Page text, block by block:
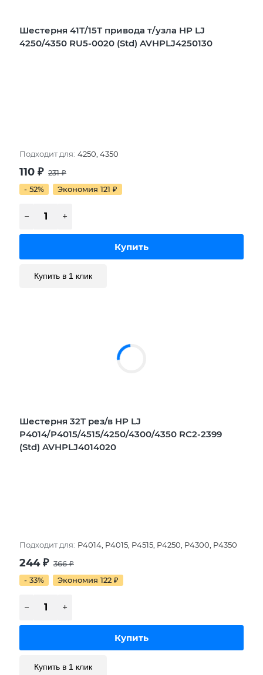
Шестерня 41Т/15Т привода т/узла HP LJ
4250/4350 RU5-0020 (Std) AVHPLJ4250130
Подходит для: 4250, 4350
110 ₽ 231₽
- 52%
Экономия 121 ₽
Купить в 1 клик
Шестерня 32Т рез/в HP LJ
P4014/P4015/4515/4250/4300/4350 RC2-2399
(Std) AVHPLJ4014020
Подходит для: P4014, P4015, P4515, P4250, P4300, P4350
244₽ 366₽
- 33%
Экономия 122 ₽
Купить в 1 клик